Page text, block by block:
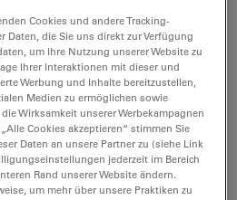
Brochure EN
PDF, 765 KB
Cookies und andere Tracking-
Daten, die Sie uns direkt zur Verfügung
um Ihre Nutzung unserer Website zu
Ihrer Interaktionen mit dieser und
Werbung und Inhalte bereitzustellen,
Medien zu ermöglichen sowie
Wirksamkeit unserer Werbekampagnen
Cookies akzeptieren“ stimmen Sie
Daten an unsere Partner zu (siehe Link
jederzeit im Bereich
Rand unserer Website ändern.
um mehr über unsere Praktiken zu